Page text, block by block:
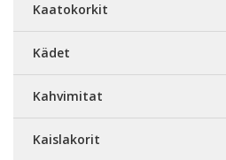
Kaatokorkit
Kädet
Kahvimitat
Kaislakorit